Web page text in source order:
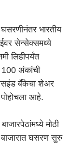
भारतीय
सेन्सेक्समध्ये
लिहीपर्यंत
अंकांची
बँकेचा शेअर
आहे.
मोठी
घसरण सुरु